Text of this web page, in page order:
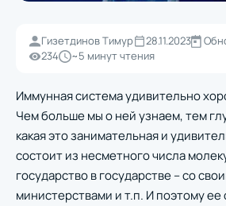
Гизетдинов Тимур 28.11.2023
234
~5 минут чтения
Иммунная система удивительно
Чем больше мы о ней узнаем, тем
какая это занимательная и
состоит из несметного числа
государство в государстве – со
министерствами и т.п. И поэтому ее